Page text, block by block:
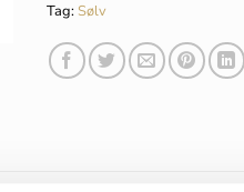
Tag: Sølv